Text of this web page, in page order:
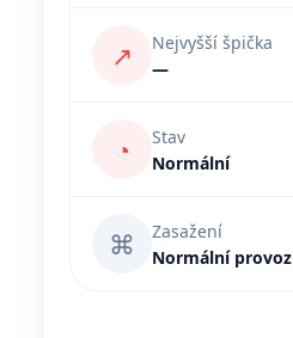
↗
Nejvyšší špička
—
◔
Stav
Normální
⌘
Zasažení
Normální provoz